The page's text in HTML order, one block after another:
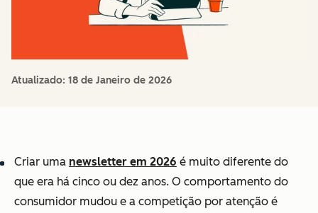
Atualizado: 18 de Janeiro de 2026
Criar uma newsletter em 2026 é muito diferente do
que era há cinco ou dez anos. O comportamento do
consumidor mudou e a competição por atenção é